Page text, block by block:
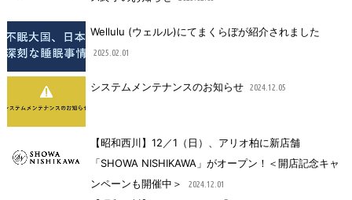
Wellulu (ウェルル)にてまくらぼが紹介されました
2025.02.01
システムメンテナンスのお知らせ 2024.12.05
【昭和西川】12／1（日）、アリオ柏に新店舗
「SHOWA NISHIKAWA」がオープン！＜開店記念キャ
ンペーンも開催中＞
2024.12.01